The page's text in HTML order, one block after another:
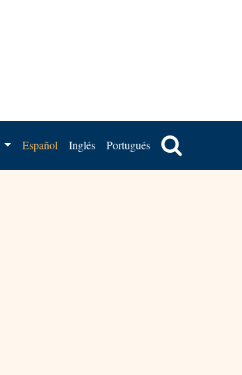
Español Inglés Portugués